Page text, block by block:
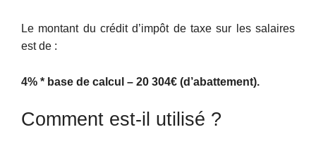
Le montant du crédit d’impôt de taxe sur les salaires
est de :
4% * base de calcul – 20 304€ (d’abattement).
Comment est-il utilisé ?